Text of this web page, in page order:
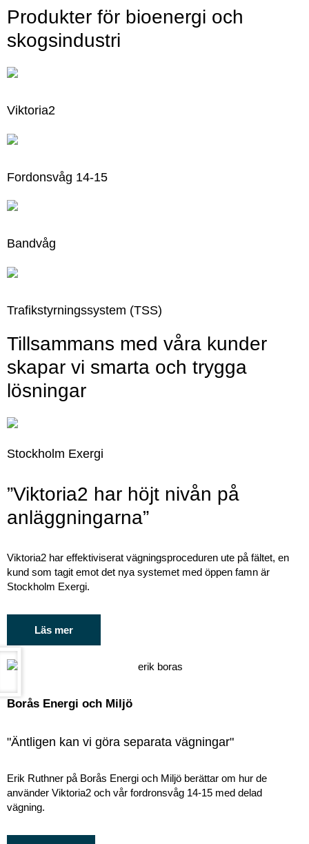
Produkter för bioenergi och
skogsindustri
Viktoria2
Fordonsvåg 14-15
Bandvåg
Trafikstyrningssystem (TSS)
Tillsammans med våra kunder
skapar vi smarta och trygga
lösningar
Stockholm Exergi
”Viktoria2 har höjt nivån på
anläggningarna”
Viktoria2 har effektiviserat vägningsproceduren ute på fältet, en
kund som tagit emot det nya systemet med öppen famn är
Stockholm Exergi.
Läs mer
Borås Energi och Miljö
"Äntligen kan vi göra separata vägningar"
Erik Ruthner på Borås Energi och Miljö berättar om hur de
använder Viktoria2 och vår fordronsvåg 14-15 med delad
vägning.